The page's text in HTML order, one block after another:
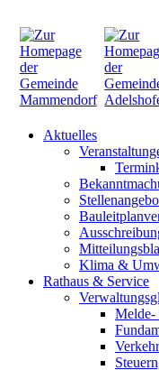
Aktuelles
Klima &
Rathaus & Service
Melde-